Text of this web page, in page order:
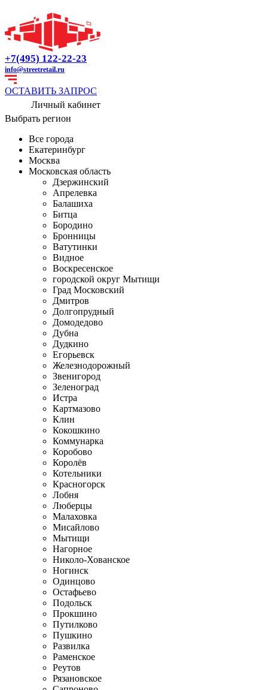
+7(495) 122-22-23
info@streetretail.ru
ОСТАВИТЬ ЗАПРОС
Личный кабинет
Выбрать регион
Все города
Екатеринбург
Москва
Московская область
Дзержинский
Апрелевка
Балашиха
Битца
Бородино
Бронницы
Ватутинки
Видное
Воскресенское
городской округ Мытищи
Град Московский
Дмитров
Долгопрудный
Домодедово
Дубна
Дудкино
Егорьевск
Железнодорожный
Звенигород
Зеленоград
Истра
Картмазово
Клин
Кокошкино
Коммунарка
Коробово
Королёв
Котельники
Красногорск
Лобня
Люберцы
Малаховка
Мисайлово
Мытищи
Нагорное
Николо-Хованское
Ногинск
Одинцово
Остафьево
Подольск
Прокшино
Путилково
Пушкино
Развилка
Раменское
Реутов
Рязановское